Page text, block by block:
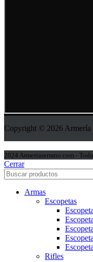
Copyright © 2026 Armería
2024 Armeriaserrano.com -
Cerrar
Armas
Escopetas
Rifles